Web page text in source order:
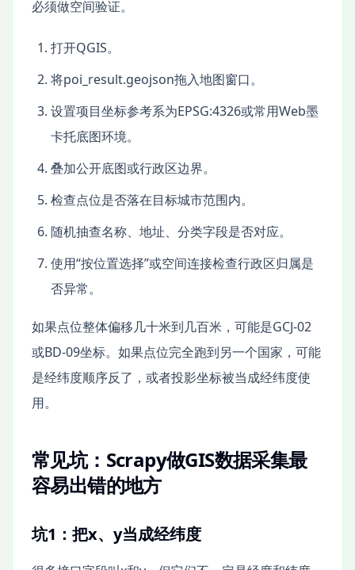
必须做空间验证。
打开QGIS。
将poi_result.geojson拖入地图窗口。
设置项目坐标参考系为EPSG:4326或常用Web墨
卡托底图环境。
叠加公开底图或行政区边界。
检查点位是否落在目标城市范围内。
随机抽查名称、地址、分类字段是否对应。
使用“按位置选择”或空间连接检查行政区归属是
否异常。
如果点位整体偏移几十米到几百米，可能是GCJ-02
或BD-09坐标。如果点位完全跑到另一个国家，可能
是经纬度顺序反了，或者投影坐标被当成经纬度使
用。
常见坑：Scrapy做GIS数据采集最
容易出错的地方
坑1：把x、y当成经纬度